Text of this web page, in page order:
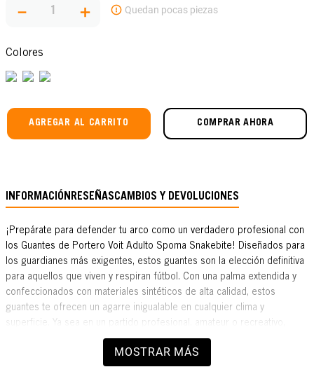
＋
－
Colores
AGREGAR AL CARRITO COMPRAR AHORA
INFORMACIÓNRESEÑASCAMBIOS Y DEVOLUCIONES
¡Prepárate para defender tu arco como un verdadero profesional con
los Guantes de Portero Voit Adulto Spoma Snakebite! Diseñados para
los guardianes más exigentes, estos guantes son la elección definitiva
para aquellos que viven y respiran fútbol. Con una palma extendida y
confeccionados con materiales sintéticos de alta calidad, estos
guantes te ofrecen un agarre inigualable en cualquier clima y
estarás listo para desafiar a cualquier rival. El sistema AD Plus con
corte negativo se adapta perfectamente a las dimensiones de tu
MOSTRAR MÁS